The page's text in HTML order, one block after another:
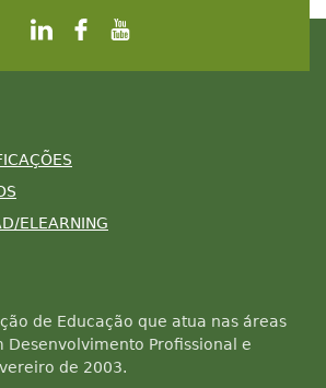
ELEARNING
de Educação que atua nas áreas
Desenvolvimento Profissional e
de 2003.